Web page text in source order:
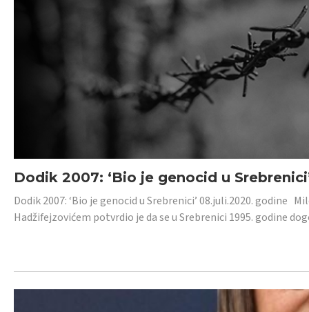
Dodik 2007: ‘Bio je genocid u
Dodik 2007: ‘Bio je genocid u Srebrenici’ 08.juli.2020. godine
Hadžifejzovićem potvrdio je da se u Srebrenici 1995. godine